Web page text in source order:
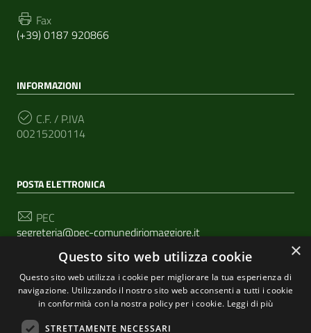
Fax
(+39) 0187 920866
INFORMAZIONI
C.F. / P.IVA
00215200114
POSTA ELETTRONICA
PEC
segreteria@pec-comunediriomaggiore.it
Email
urp@comune.riomaggiore.sp.it
SEGUICI SU
×
Questo sito web utilizza cookie
Questo sito web utilizza i cookie per migliorare la tua esperienza di
navigazione. Utilizzando il nostro sito web acconsenti a tutti i cookie
in conformità con la nostra policy per i cookie. Leggi di più
STRETTAMENTE NECESSARI